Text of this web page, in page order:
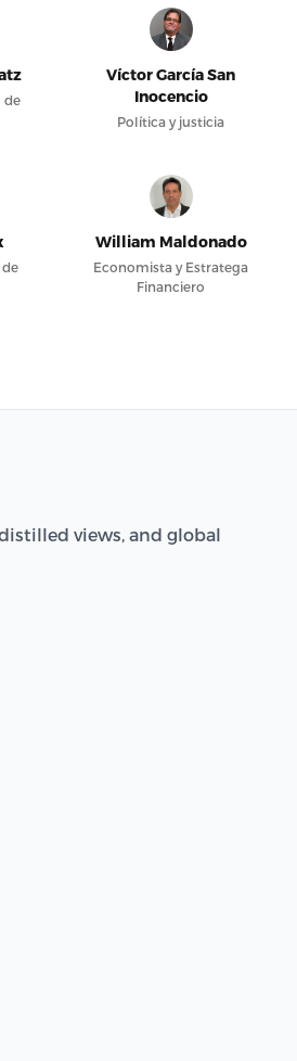
de
Víctor García San
Inocencio
Política y justicia
William Maldonado
Economista y Estratega
Financiero
views, and global